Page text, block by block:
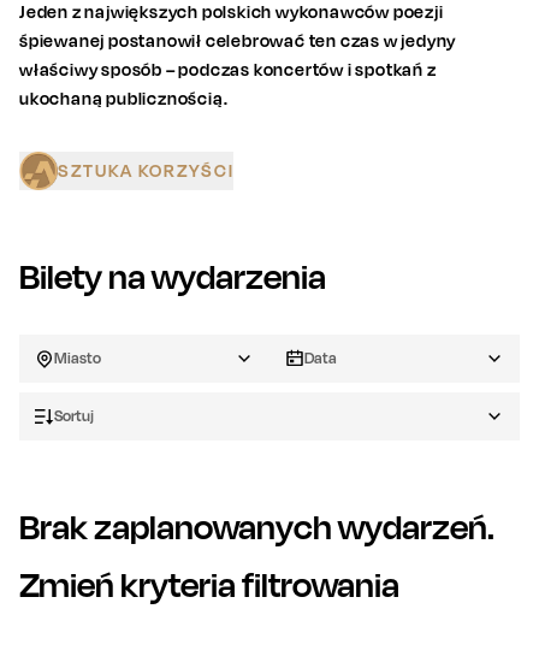
Jeden z największych polskich wykonawców poezji
śpiewanej postanowił celebrować ten czas w jedyny
właściwy sposób – podczas koncertów i spotkań z
ukochaną publicznością.
SZTUKA KORZYŚCI
Bilety na wydarzenia
Miasto Data
Sortuj
Brak zaplanowanych wydarzeń.
Zmień kryteria filtrowania